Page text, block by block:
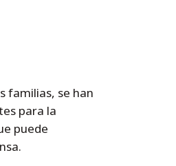
familias, se han
para la
puede